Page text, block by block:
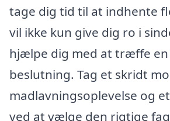
tage dig tid til at indhente
vil ikke kun give dig ro i
hjælpe dig med at træffe
beslutning. Tag et skridt
madlavningsoplevelse og
ved at vælge den rigtige